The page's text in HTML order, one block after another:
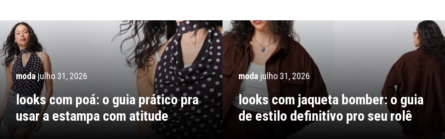
modajulho 31, 2026
looks com poá: o guia prático pra
usar a estampa com atitude
moda julho 31, 2026
looks com jaqueta bomber: o guia
de estilo definitivo pro seu rolê